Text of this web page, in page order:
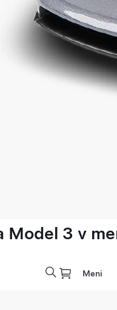
Model 3 v
Meni